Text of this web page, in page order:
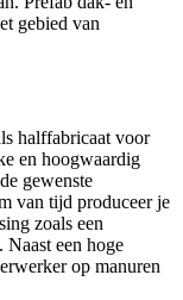
gebied van
halffabricaat voor
en hoogwaardig
gewenste
van tijd produceer je
zoals een
een hoge
op manuren